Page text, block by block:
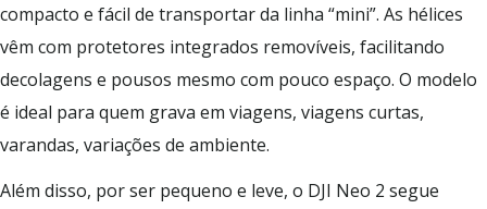
compacto e fácil de transportar da linha “mini”. As hélices
vêm com protetores integrados removíveis, facilitando
decolagens e pousos mesmo com pouco espaço. O modelo
é ideal para quem grava em viagens, viagens curtas,
varandas, variações de ambiente.
Além disso, por ser pequeno e leve, o DJI Neo 2 segue